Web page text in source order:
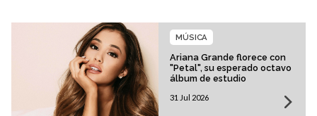
Ariana Grande florece con
"Petal", su esperado octavo
álbum de estudio
MÚSICA
31 Jul 2026